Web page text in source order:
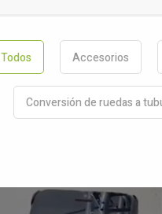
Todos Accesorios
Conversión de ruedas a